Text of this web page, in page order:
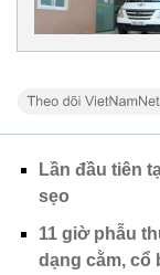
Lần đầu tiên
sẹo
11 giờ phẫu
dạng cằm, cổ